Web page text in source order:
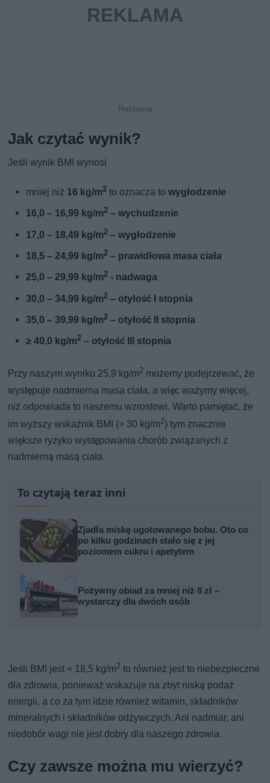
Jak czytać wynik?
Jeśli wynik BMI wynosi
mniej niż 16 kg/m2 to oznacza towygłodzenie
16,0 – 16,99 kg/m2 – wychudzenie
17,0 – 18,49 kg/m2 – wygłodzenie
18,5 – 24,99 kg/m2 – prawidłowa masa ciała
25,0 – 29,99 kg/m2 - nadwaga
30,0 – 34,99 kg/m2 – otyłość I stopnia
35,0 – 39,99 kg/m2 – otyłość II stopnia
≥ 40,0 kg/m2 – otyłość III stopnia
Przy naszym wyniku 25,9 kg/m2 możemy podejrzewać, że
występuje nadmierna masa ciała, a więc ważymy więcej,
niż odpowiada to naszemu wzrostowi. Warto pamiętać, że
im wyższy wskaźnik BMI (> 30 kg/m2) tym znacznie
większe ryzyko występowania chorób związanych z
nadmierną masą ciała.
To czytają teraz inni
Zjadła miskę ugotowanego bobu. Oto co
po kilku godzinach stało się z jej
poziomem cukru i apetytem
Pożywny obiad za mniej niż 8 zł –
wystarczy dla dwóch osób
Jeśli BMI jest < 18,5 kg/m2 to również jest to niebezpieczne
dla zdrowia, ponieważ wskazuje na zbyt niską podaż
energii, a co za tym idzie również witamin, składników
mineralnych i składników odżywczych. Ani nadmiar, ani
niedobór wagi nie jest dobry dla naszego zdrowia.
Czy zawsze można mu wierzyć?